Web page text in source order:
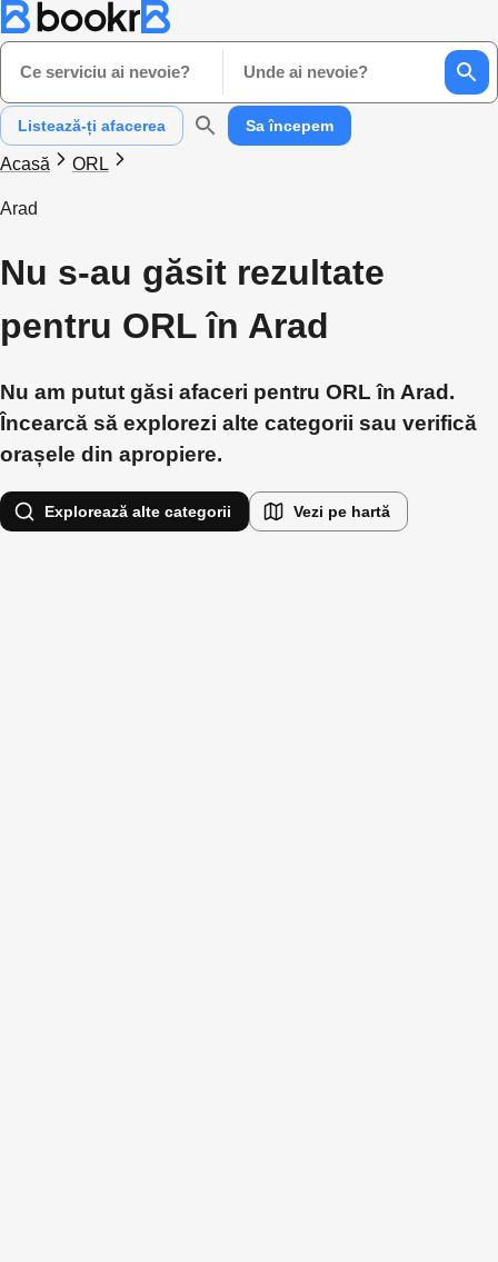
Ce serviciu ai nevoie? Unde ai nevoie?
Listează-ți afacerea Sa începem
Acasă ORL
Arad
Nu s-au găsit rezultate
pentru ORL în Arad
Nu am putut găsi afaceri pentru ORL în Arad.
Încearcă să explorezi alte categorii sau verifică
orașele din apropiere.
Explorează alte categorii Vezi pe hartă